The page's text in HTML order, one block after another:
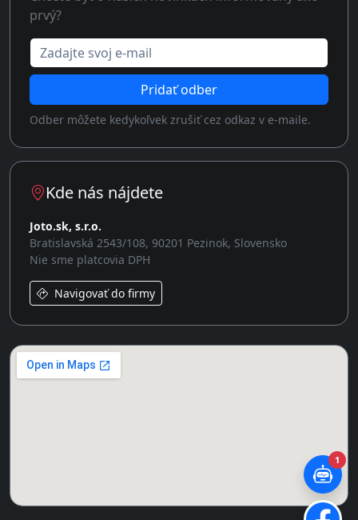
prvý?
Zadajte svoj e-mail
Pridať odber
Odber môžete kedykoľvek zrušiť cez odkaz v e-maile.
Kde nás nájdete
Joto.sk, s.r.o.
Bratislavská 2543/108, 90201 Pezinok, Slovensko
Nie sme platcovia DPH
Navigovať do firmy
1